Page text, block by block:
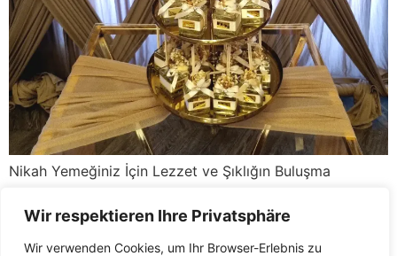
Wir respektieren Ihre Privatsphäre
Wir verwenden Cookies, um Ihr Browser-Erlebnis zu
Nikah Yemeğiniz İçin Lezzet ve Şıklığın Buluşma
menü, şık bir ortam ve mükemmel bir hizmet